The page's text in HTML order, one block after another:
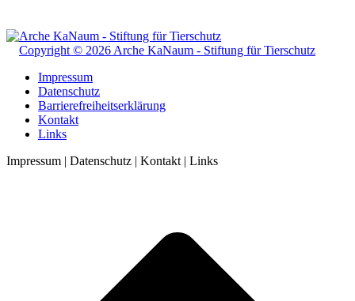
Copyright © 2026 Arche KaNaum - Stiftung für Tierschutz
Impressum
Datenschutz
Barrierefreiheitserklärung
Kontakt
Links
Impressum | Datenschutz | Kontakt | Links